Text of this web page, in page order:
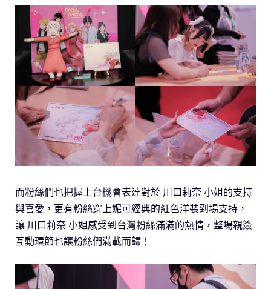
而粉絲們也把握上台機會表達對於 川口莉奈 小姐的支持
與喜愛，更有粉絲穿上妮可經典的紅色洋裝到場支持，
讓 川口莉奈 小姐感受到台灣粉絲滿滿的熱情，整場親簽
互動環節也讓粉絲們滿載而歸！